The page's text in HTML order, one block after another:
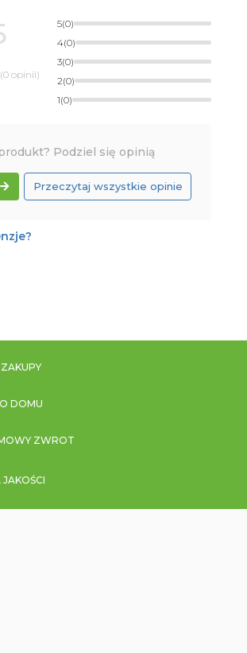
(0 opinii)
5(0)
4(0)
3(0)
2(0)
1(0)
Podziel się opinią
Przeczytaj wszystkie opinie
DOMU
ZWROT